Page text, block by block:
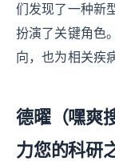
们发现了一种新
扮演了关键角色
向，也为相关疾
德曜（嘿爽
力您的科研